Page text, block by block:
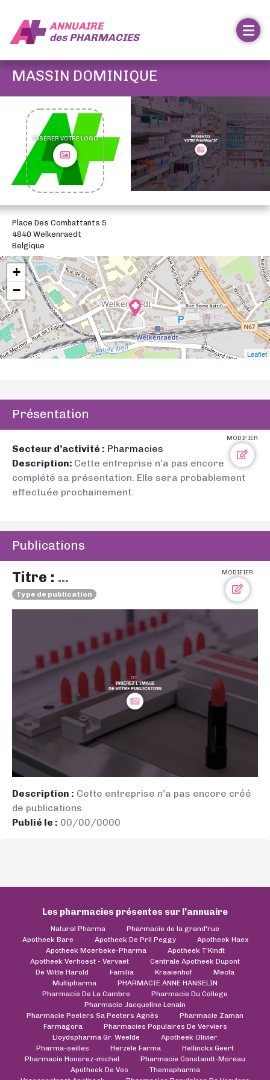
ANNUAIRE
desPHARMACIES
MASSIN DOMINIQUE
INSÉRER VOTRE LOGO
Place Des Combattants 5
4840 Welkenraedt
Belgique
+
−
Leaflet
Présentation
MODIFIER
Secteur d’activité : Pharmacies
Description: Cette entreprise n’a pas encore
complété sa présentation. Elle sera probablement
effectuée prochainement.
Publications
MODIFIER
Titre : ...
Type de publication
Description : Cette entreprise n’a pas encore créé
de publications.
Publié le : 00/00/0000
Les pharmacies présentes sur l’annuaire
Natural Pharma
Pharmacie de la grand'rue
Apotheek Bare
Apotheek De Pril Peggy
Apotheek Haex
Apotheek Moerbeke-Pharma
Apotheek T'Kindt
Apotheek Verhoest - Vervaet
Centrale Apotheek Dupont
De Witte Harold
Familia Kraaienhof
Mecla
Multipharma
PHARMACIE ANNE HANSELIN
Pharmacie De La Cambre
Pharmacie Du College
Pharmacie Jacqueline Lenain
Pharmacie Peeters Sa Peeters Agnès
Pharmacie Zaman
Farmagora
Pharmacies Populaires De Verviers
Lloydspharma Gr. Weelde
Apotheek Olivier
Pharma-seilles
Herzele Farma
Hellinckx Geert
Pharmacie Honorez-michel
Pharmacie Constandt-Moreau
Apotheek De Vos
Themapharma